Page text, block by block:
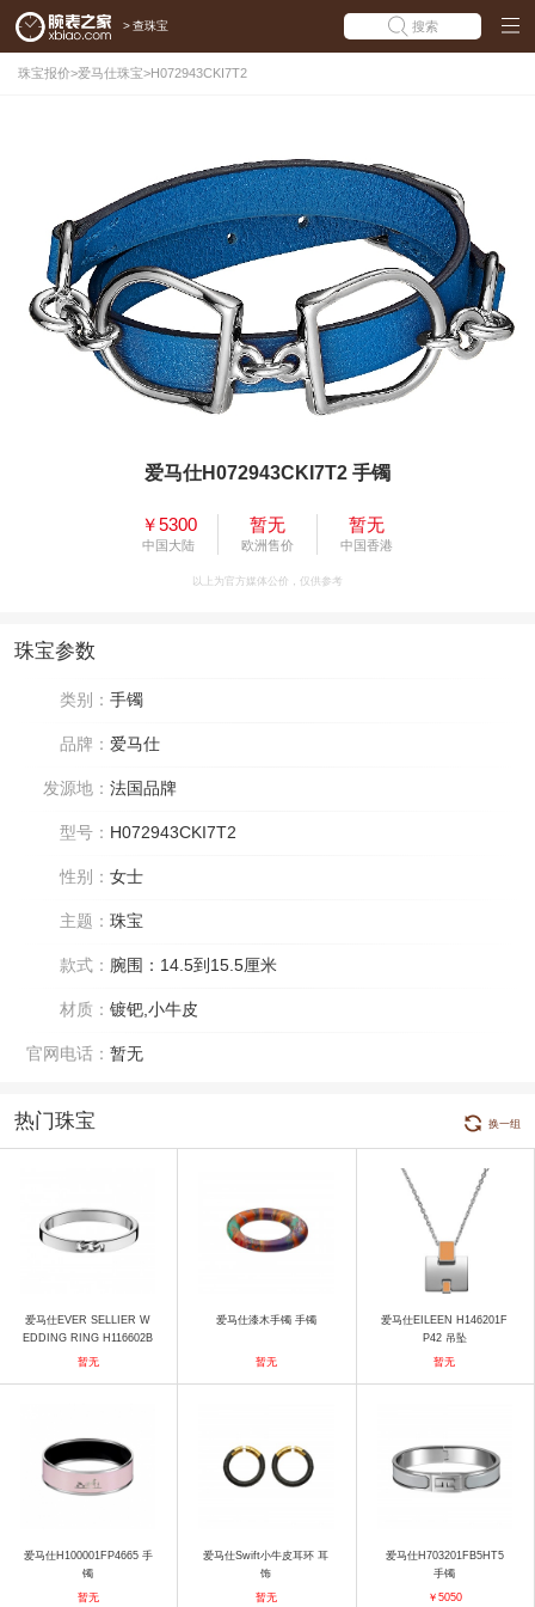
> 查珠宝 搜索
珠宝报价>爱马仕珠宝>H072943CKI7T2
爱马仕H072943CKI7T2 手镯
￥5300
中国大陆
暂无
欧洲售价
暂无
中国香港
以上为官方媒体公价，仅供参考
珠宝参数
类别： 手镯
品牌： 爱马仕
发源地： 法国品牌
型号： H072943CKI7T2
性别： 女士
主题： 珠宝
款式： 腕围：14.5到15.5厘米
材质： 镀钯,小牛皮
官网电话： 暂无
热门珠宝 换一组
爱马仕EVER SELLIER W
EDDING RING H116602B
00046 戒指
暂无
爱马仕漆木手镯 手镯
暂无
爱马仕EILEEN H146201F
P42 吊坠
暂无
爱马仕H100001FP4665 手
镯
暂无
爱马仕Swift小牛皮耳环 耳
饰
暂无
爱马仕H703201FB5HT5
手镯
￥5050